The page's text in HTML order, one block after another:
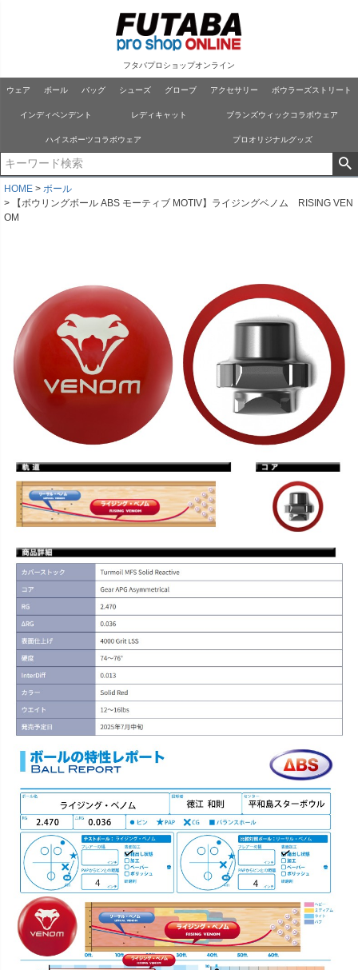
フタバプロショップオンライン
ウェア ボール バッグ シューズ グローブ アクセサリー ボウラーズストリート
インディペンデント レディキャット ブランズウィックコラボウェア
ハイスポーツコラボウェア プロオリジナルグッズ
HOME
ボール
【ボウリングボール ABS モーティブ MOTIV】ライジングベノム RISING VEN
OM